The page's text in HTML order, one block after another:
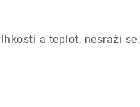
a teplot, nesráží se.